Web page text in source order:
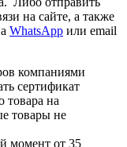
на сайте, а также
WhatsApp или email
компаниями
сертификат
товара на
товары не
момент от 35